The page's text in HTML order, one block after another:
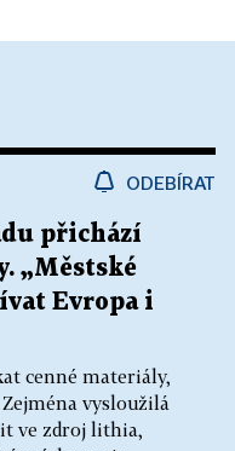
ODEBÍRAT
přichází
„Městské
Evropa i
cenné materiály,
vysloužilá
ve zdroj lithia,